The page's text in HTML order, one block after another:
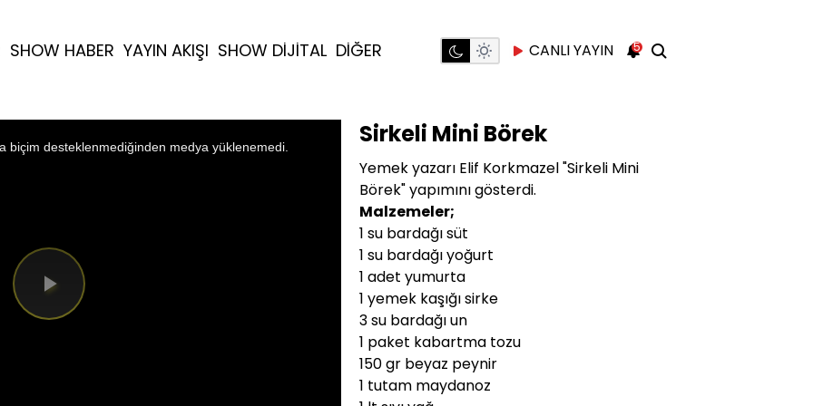
SHOW HABER YAYIN AKIŞI SHOW DİJİTAL DİĞER CANLI YAYIN 5
Videoyu
biçim desteklenmediğinden medya yüklenemedi. Sirkeli Mini Börek
Yemek yazarı Elif Korkmazel "Sirkeli Mini
Börek" yapımını gösterdi.
Malzemeler;
1 su bardağı süt
1 su bardağı yoğurt
1 adet yumurta
1 yemek kaşığı sirke
3 su bardağı un
1 paket kabartma tozu
150 gr beyaz peynir
1 tutam maydanoz